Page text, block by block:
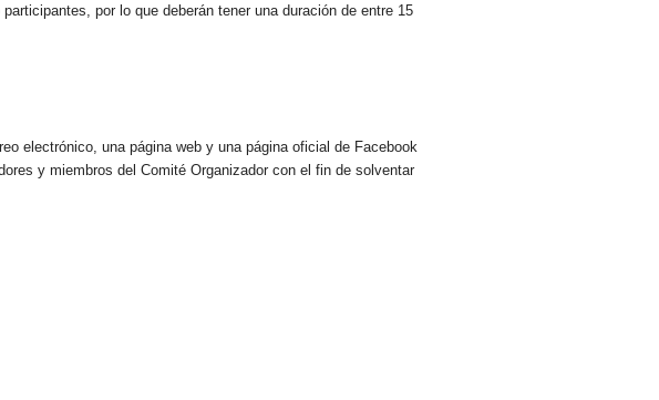
por lo que deberán tener una duración de entre 15
electrónico, una página web y una página oficial de Facebook
y miembros del Comité Organizador con el fin de solventar